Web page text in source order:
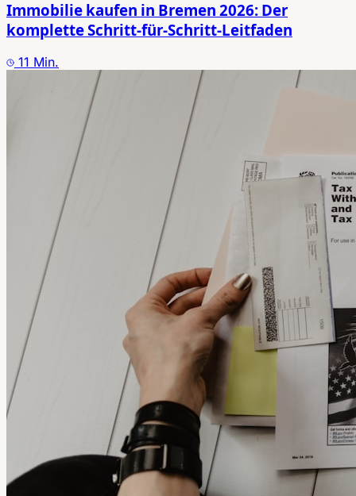
Immobilie kaufen in Bremen 2026: Der
komplette Schritt-für-Schritt-Leitfaden
11 Min.